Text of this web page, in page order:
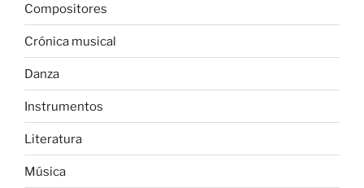
Compositores
Crónica musical
Danza
Instrumentos
Literatura
Música